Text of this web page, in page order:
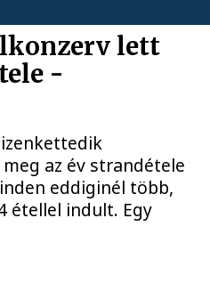
lett
-
az év strandétele
eddiginél több,
étellel indult. Egy